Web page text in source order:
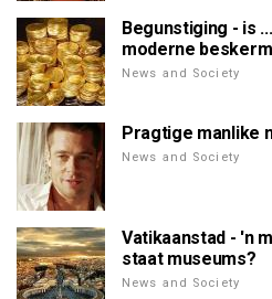
Begunstiging - is
moderne
News and Society
Pragtige manlike
News and Society
Vatikaanstad - 'n
staat museums?
News and Society